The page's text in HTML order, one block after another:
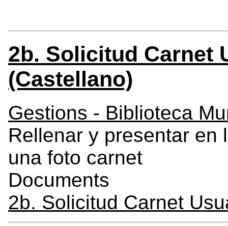
2b. Solicitud Carnet
(Castellano)
Gestions - Biblioteca
Rellenar y presentar en
una foto carnet
Documents
2b. Solicitud Carnet